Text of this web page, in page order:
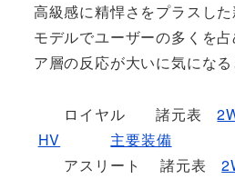
高級感に精悍さをプラスし
モデルでユーザーの多くを
ア層の反応が大いに気になる
ロイヤル 諸元表
HV
主要装備
アスリート 諸元表